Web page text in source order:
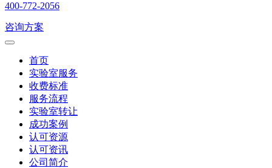
400-772-2056
咨询方案
首页
实验室服务
收费标准
服务流程
实验室转让
成功案例
认可资源
认可资讯
公司简介